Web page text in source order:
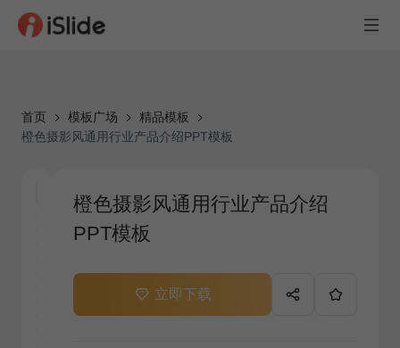
首页 模板广场
精品模板
橙色摄影风通用行业产品介绍PPT模板
橙色摄影风通用行业产品介绍
PPT模板
立即下载